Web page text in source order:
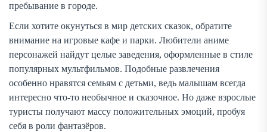
пребывание в городе.
Если хотите окунуться в мир детских сказок, обратите
внимание на игровые кафе и парки. Любители аниме
персонажей найдут целые заведения, оформленные в стиле
популярных мультфильмов. Подобные развлечения
особенно нравятся семьям с детьми, ведь малышам всегда
интересно что-то необычное и сказочное. Но даже взрослые
туристы получают массу положительных эмоций, пробуя
себя в роли фантазёров.